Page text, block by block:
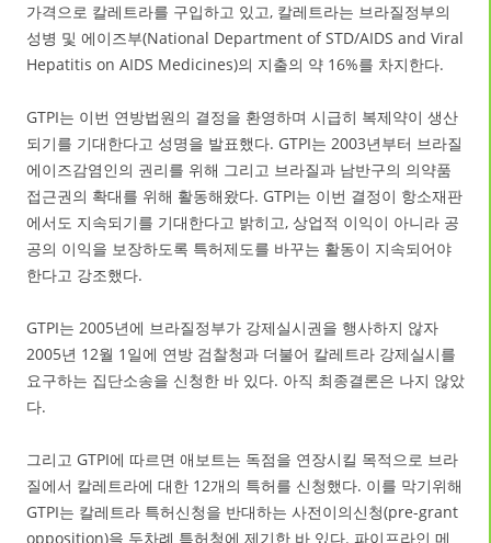
가격으로 칼레트라를 구입하고 있고, 칼레트라는 브라질정부의
성병 및 에이즈부(National Department of STD/AIDS and Viral
Hepatitis on AIDS Medicines)의 지출의 약 16%를 차지한다.
GTPI는 이번 연방법원의 결정을 환영하며 시급히 복제약이 생산
되기를 기대한다고 성명을 발표했다. GTPI는 2003년부터 브라질
에이즈감염인의 권리를 위해 그리고 브라질과 남반구의 의약품
접근권의 확대를 위해 활동해왔다. GTPI는 이번 결정이 항소재판
에서도 지속되기를 기대한다고 밝히고, 상업적 이익이 아니라 공
공의 이익을 보장하도록 특허제도를 바꾸는 활동이 지속되어야
한다고 강조했다.
GTPI는 2005년에 브라질정부가 강제실시권을 행사하지 않자
2005년 12월 1일에 연방 검찰청과 더불어 칼레트라 강제실시를
요구하는 집단소송을 신청한 바 있다. 아직 최종결론은 나지 않았
다.
그리고 GTPI에 따르면 애보트는 독점을 연장시킬 목적으로 브라
질에서 칼레트라에 대한 12개의 특허를 신청했다. 이를 막기위해
GTPI는 칼레트라 특허신청을 반대하는 사전이의신청(pre-grant
opposition)을 두차례 특허청에 제기한 바 있다. 파이프라인 메